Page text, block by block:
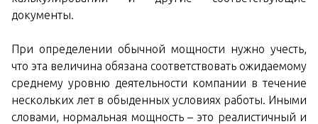
документы.
При определении обычной мощности нужно учесть,
что эта величина обязана соответствовать ожидаемому
среднему уровню деятельности компании в течение
нескольких лет в обыденных условиях работы. Иными
словами, нормальная мощность – это реалистичный и